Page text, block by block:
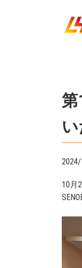
第
10月